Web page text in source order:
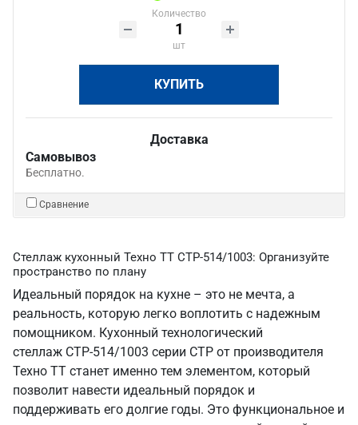
Количество
шт
КУПИТЬ
Доставка
Самовывоз
Бесплатно.
Сравнение
Стеллаж кухонный Техно ТТ СТР-514/1003: Организуйте
пространство по плану
Идеальный порядок на кухне – это не мечта, а
реальность, которую легко воплотить с надежным
помощником. Кухонный технологический
стеллаж СТР-514/1003 серии СТР от производителя
Техно ТТ станет именно тем элементом, который
позволит навести идеальный порядок и
поддерживать его долгие годы. Это функциональное и